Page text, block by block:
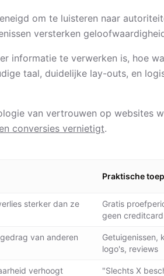
om te luisteren naar
versterken
informatie te verwerken is, hoe
taal, duidelijke lay-outs, en
van vertrouwen op websites
conversies vernietigt.
Praktische
sterker dan ze
Gratis
geen
van anderen
Getuigenissen,
logo's, reviews
verhoogt
"Slechts X